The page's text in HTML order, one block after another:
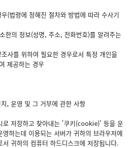
(법령에 정해진 절차와 방법에 따라 수사기
한의 정보(성명, 주소, 전화번호)를 알려주는
사를 위하여 필요한 경우로서 특정 개인을
제공하는 경우
, 운영 및 그 거부에 관한 사항
로 저장하고 찾아내는 '쿠키(cookie)' 등을 운
하는데 이용되는 서버가 귀하의 브라우저에
귀하의 컴퓨터 하드디스크에 저장됩니다.